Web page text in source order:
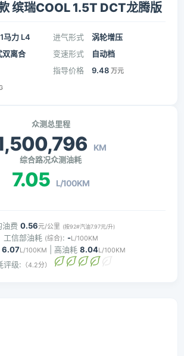
缤瑞COOL 1.5T DCT龙腾版
马力 L4 进气形式
涡轮增压
双离合 变速形式
自动档
指导价格 9.48 万元
众测总里程
KM
综合路况众测油耗
7.05 L/100KM
油费 0.56元/公里 (按92#汽油7.97元/升)
工信部油耗 (综合): -L/100KM
6.07L/100KM | 高油耗 8.04L/100KM
评级: （4.2分）